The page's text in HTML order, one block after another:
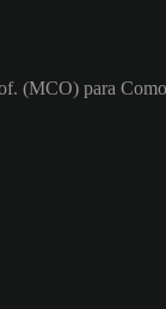
(MCO) para